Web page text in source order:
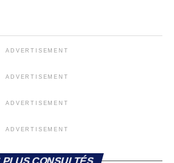
ADVERTISEMENT
ADVERTISEMENT
ADVERTISEMENT
ADVERTISEMENT
PLUS CONSULTÉS